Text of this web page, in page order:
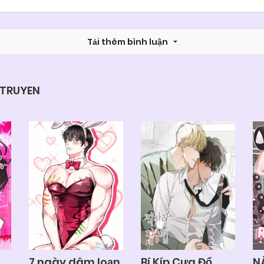
Chapter 137
Chapter 133 05/06/2025
Chapter 131.2 05/06/2025
Chapter 131 05/06/2025
Chapter 129 05/06/2025
Tải thêm bình luận